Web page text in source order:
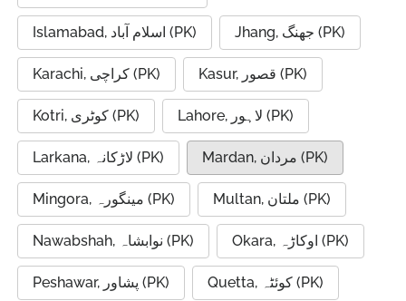
Islamabad, اسلام آباد (PK) Jhang, جھنگ (PK)
Karachi, کراچی (PK) Kasur, قصور (PK)
Kotri, کوٹری (PK) Lahore, لاہور (PK)
Larkana, لاڑکانہ (PK) Mardan, مردان (PK)
Mingora, مینگورہ‎ (PK) Multan, ملتان (PK)
Nawabshah, نوابشاہ (PK) Okara, اوکاڑہ (PK)
Peshawar, پشاور‎ (PK) Quetta, کوئٹہ (PK)